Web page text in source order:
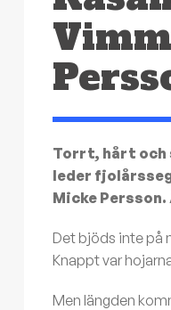
Torrt, hårt och
leder
Micke
Det bjöds inte på
Knappt var
Men längden